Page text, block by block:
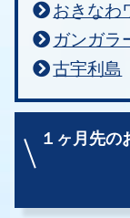
おきなわ
ガンガラ
古宇利島
１ヶ月先の